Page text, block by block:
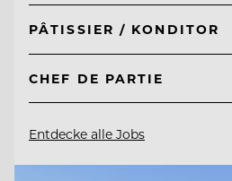
PÂTISSIER / KONDITOR
CHEF DE PARTIE
Entdecke alle Jobs